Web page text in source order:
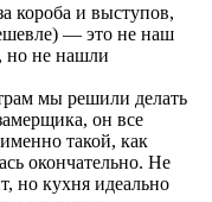
короба и выступов,
— это не наш
но не нашли
мы решили делать
он все
такой, как
окончательно. Не
но кухня идеально